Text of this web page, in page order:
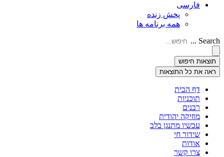
فارسی
پخش زنده
همه برنامه ها
Search ...
תוצאות חיפוש
ראה את כל התוצאות
דף הבית
תוכניות
רבנים
מוזיקה יהודית
עכשיו מתנגן בלב
שידור חי
אודות
צרו קשר